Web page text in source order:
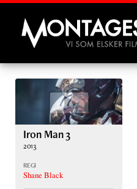
Montages
Iron Man 3
2013
REGI
Shane Black